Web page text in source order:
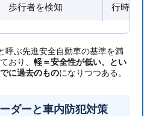
歩行者を検知
行時の安心
呼ぶ先進安全自動車の基準を満
おり、 軽＝安全性が低い、とい
に過去のものになりつつある。
ダーと車内防犯対策